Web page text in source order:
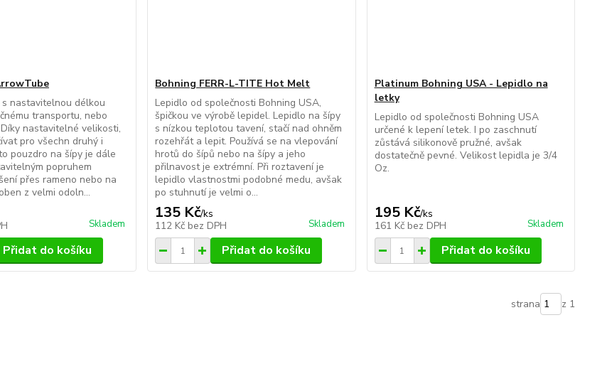
nastavitelnou délkou
transportu, nebo
nastavitelné velikosti,
pro všechn druhý i
pouzdro na šípy je dále
popruhem
přes rameno nebo na
z velmi odoln...
Skladem
Přidat do košíku
Bohning FERR-L-TITE Hot Melt
Lepidlo od společnosti Bohning USA,
špičkou ve výrobě lepidel. Lepidlo na šípy
s nízkou teplotou tavení, stačí nad ohněm
rozehřát a lepit. Používá se na vlepování
hrotů do šípů nebo na šípy a jeho
přilnavost je extrémní. Při roztavení je
lepidlo vlastnostmi podobné medu, avšak
po stuhnutí je velmi o...
135 Kč/ks
112 Kč bez DPH Skladem
Přidat do košíku
Platinum Bohning USA - Lepidlo na
letky
Lepidlo od společnosti Bohning USA
určené k lepení letek. I po zaschnutí
zůstává silikonově pružné, avšak
dostatečně pevné. Velikost lepidla je 3/4
Oz.
195 Kč/ks
161 Kč bez DPH Skladem
Přidat do košíku
strana z 1